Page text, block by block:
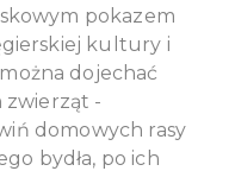
pokazem
kultury i
dojechać
zwierząt -
domowych rasy
bydła, po ich